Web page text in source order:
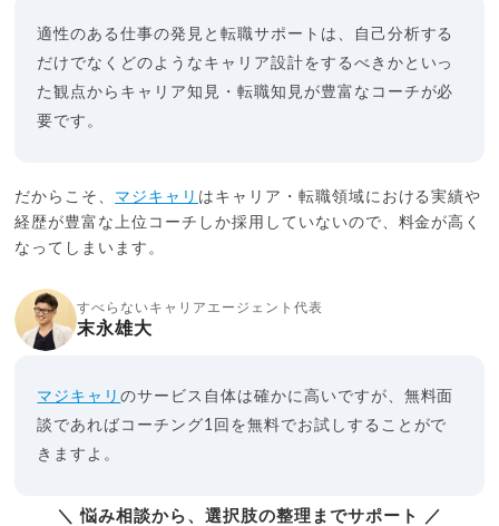
適性のある仕事の発見と転職サポートは、自己分析する
だけでなくどのようなキャリア設計をするべきかといっ
た観点からキャリア知見・転職知見が豊富なコーチが必
要です。
だからこそ、 マジキャリ はキャリア・転職領域における実績や
経歴が豊富な上位コーチしか採用していないので、料金が高く
なってしまいます。
すべらないキャリアエージェント代表
末永雄大
マジキャリのサービス自体は確かに高いですが、無料面
談であればコーチング1回を無料でお試しすることがで
きますよ。
＼ 悩み相談から、選択肢の整理までサポート ／